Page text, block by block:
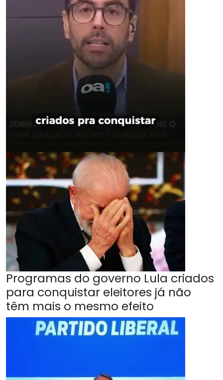
Programas do governo Lula criados
para conquistar eleitores já não
têm mais o mesmo efeito